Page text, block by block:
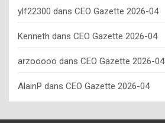
o
u
s
h
o
ylf22300 dans CEO Gazette 2026-04
Kenneth dans CEO Gazette 2026-04
arzooooo dans CEO Gazette 2026-04
AlainP dans CEO Gazette 2026-04